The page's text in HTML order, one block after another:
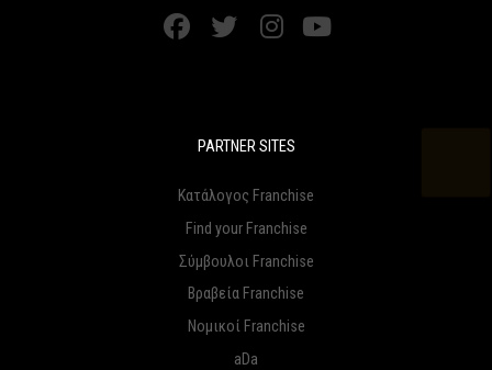
PARTNER SITES
Κατάλογος Franchise
Find your Franchise
Σύμβουλοι Franchise
Βραβεία Franchise
Νομικοί Franchise
aDa